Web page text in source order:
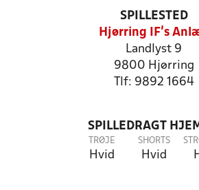
SPILLESTED
Hjørring IF's
Landlyst 9
9800 Hjørring
Tlf: 9892 1664
SPILLEDRAGT
TRØJE
Hvid
SHORTS
Hvid